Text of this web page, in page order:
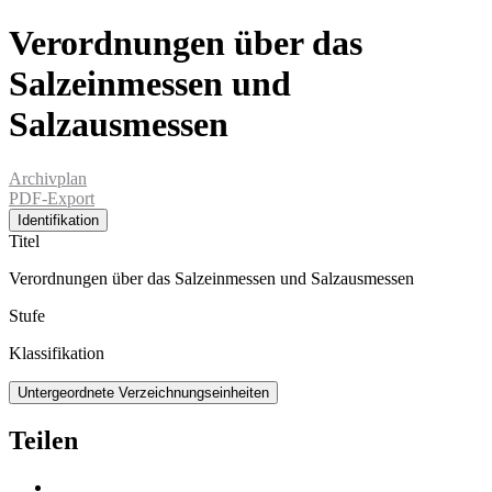
Verordnungen über das
Salzeinmessen und
Salzausmessen
Archivplan
PDF-Export
Identifikation
Titel
Verordnungen über das Salzeinmessen und Salzausmessen
Stufe
Klassifikation
Untergeordnete Verzeichnungseinheiten
Teilen